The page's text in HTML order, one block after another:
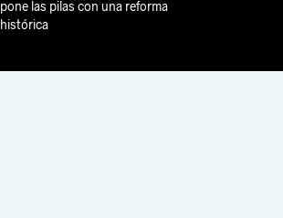
pone las pilas con una reforma
histórica